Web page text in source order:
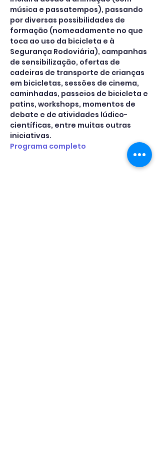
música e passatempos), passando
por diversas possibilidades de
formação (nomeadamente no que
toca ao uso da bicicleta e à
Segurança Rodoviária), campanhas
de sensibilização, ofertas de
cadeiras de transporte de crianças
em bicicletas, sessões de cinema,
caminhadas, passeios de bicicleta e
patins, workshops, momentos de
debate e de atividades lúdico-
científicas, entre muitas outras
iniciativas.
Programa completo